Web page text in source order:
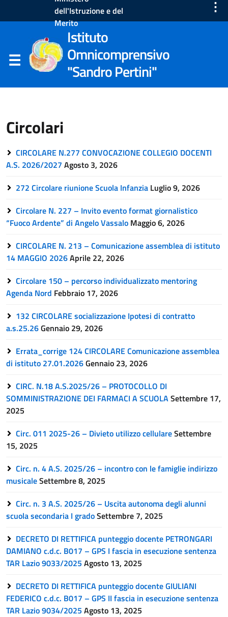
dell'Istruzione e del
Merito
⋮
Istituto
Omnicomprensivo
"Sandro Pertini"
Circolari
CIRCOLARE N.277 CONVOCAZIONE COLLEGIO DOCENTI
A.S. 2026/2027 Agosto 3, 2026
272 Circolare riunione Scuola Infanzia Luglio 9, 2026
Circolare N. 227 – Invito evento format giornalistico
“Fuoco Ardente” di Angelo Vassalo Maggio 6, 2026
CIRCOLARE N. 213 – Comunicazione assemblea di istituto
14 MAGGIO 2026Aprile 22, 2026
Circolare 150 – percorso individualizzato mentoring
Agenda Nord Febbraio 17, 2026
132 CIRCOLARE socializzazione Ipotesi di contratto
a.s.25.26Gennaio 29, 2026
Errata_corrige 124 CIRCOLARE Comunicazione assemblea
di istituto 27.01.2026Gennaio 23, 2026
CIRC. N.18 A.S.2025/26 – PROTOCOLLO DI
SOMMINISTRAZIONE DEI FARMACI A SCUOLASettembre 17,
2025
Circ. 011 2025-26 – Divieto utilizzo cellulareSettembre
15, 2025
Circ. n. 4 A.S. 2025/26 – incontro con le famiglie indirizzo
musicaleSettembre 8, 2025
Circ. n. 3 A.S. 2025/26 – Uscita autonoma degli alunni
scuola secondaria I gradoSettembre 7, 2025
DECRETO DI RETTIFICA punteggio docente PETRONGARI
DAMIANO c.d.c. B017 – GPS I fascia in esecuzione sentenza
TAR Lazio 9033/2025 Agosto 13, 2025
DECRETO DI RETTIFICA punteggio docente GIULIANI
FEDERICO c.d.c. B017 – GPS II fascia in esecuzione sentenza
TAR Lazio 9034/2025 Agosto 13, 2025